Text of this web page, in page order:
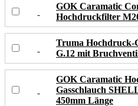
GOK Caramatic
Hochdruckfilter
Truma Hochdruck-
G.12 mit
GOK Caramatic
Gasschlauch
450mm Länge